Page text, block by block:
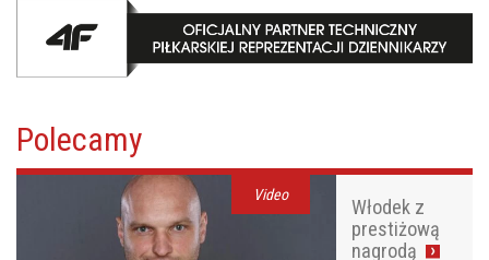
Polecamy
Video
Włodek z
prestiżową
nagrodą